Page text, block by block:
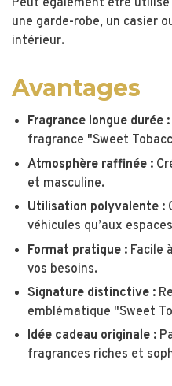
Peut également être
une garde-robe, un casier
intérieur.
Avantages
Fragrance longue durée :
fragrance "Sweet
Atmosphère raffinée :
et masculine.
Utilisation polyvalente :
véhicules qu’aux
Format pratique : Facile
vos besoins.
Signature distinctive :
emblématique "Sweet
Idée cadeau originale :
fragrances riches et